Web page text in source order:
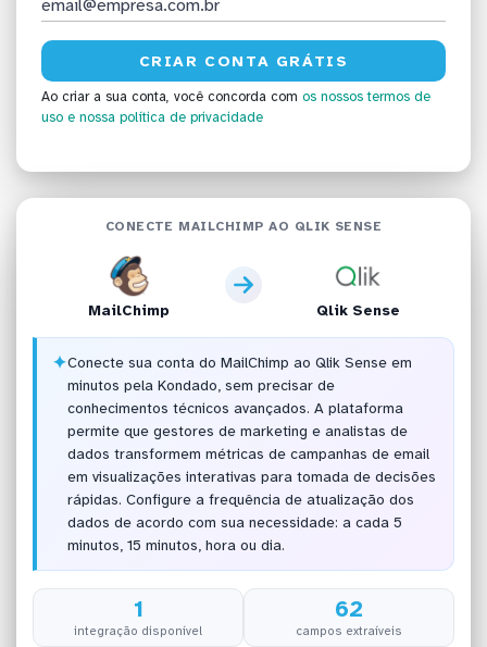
Ao criar a sua conta, você concorda com os nossos termos de
uso e nossa política de privacidade
CONECTE MAILCHIMP AO QLIK SENSE
MailChimp Qlik Sense
✦Conecte sua conta do MailChimp ao Qlik Sense em
minutos pela Kondado, sem precisar de
conhecimentos técnicos avançados. A plataforma
permite que gestores de marketing e analistas de
dados transformem métricas de campanhas de email
em visualizações interativas para tomada de decisões
rápidas. Configure a frequência de atualização dos
dados de acordo com sua necessidade: a cada 5
minutos, 15 minutos, hora ou dia.
1
integração disponível
62
campos extraíveis